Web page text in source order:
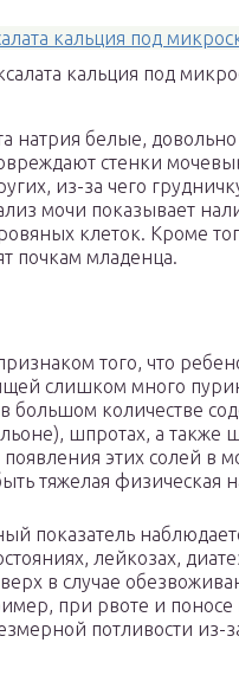
кальция под
натрия белые,
стенки
из-за чего
мочи показывает
клеток. Кроме
почкам младенца.
того, что
слишком много
большом количестве
шпротах, а также
этих солей в
тяжелая физическая
показатель
лейкозах,
в случае
при рвоте и поносе
потливости из-